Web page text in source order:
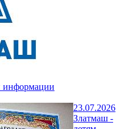
информации
23.07.2026
Златмаш -